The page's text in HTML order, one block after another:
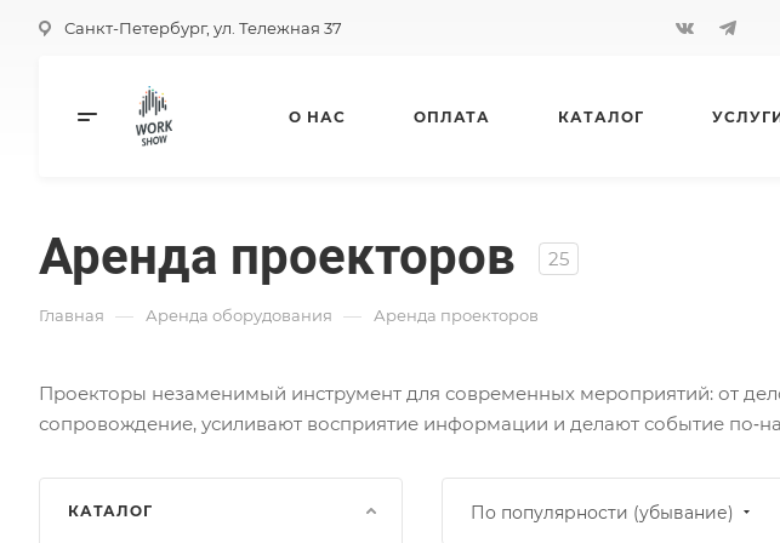
Санкт-Петербург, ул. Тележная 37
О НАС ОПЛАТА КАТАЛОГ
Аренда проекторов 25
Главная — Аренда оборудования — Аренда проекторов
Проекторы незаменимый инструмент для современных мероприятий: от
сопровождение, усиливают восприятие информации и делают событие
По популярности (убывание)
КАТАЛОГ